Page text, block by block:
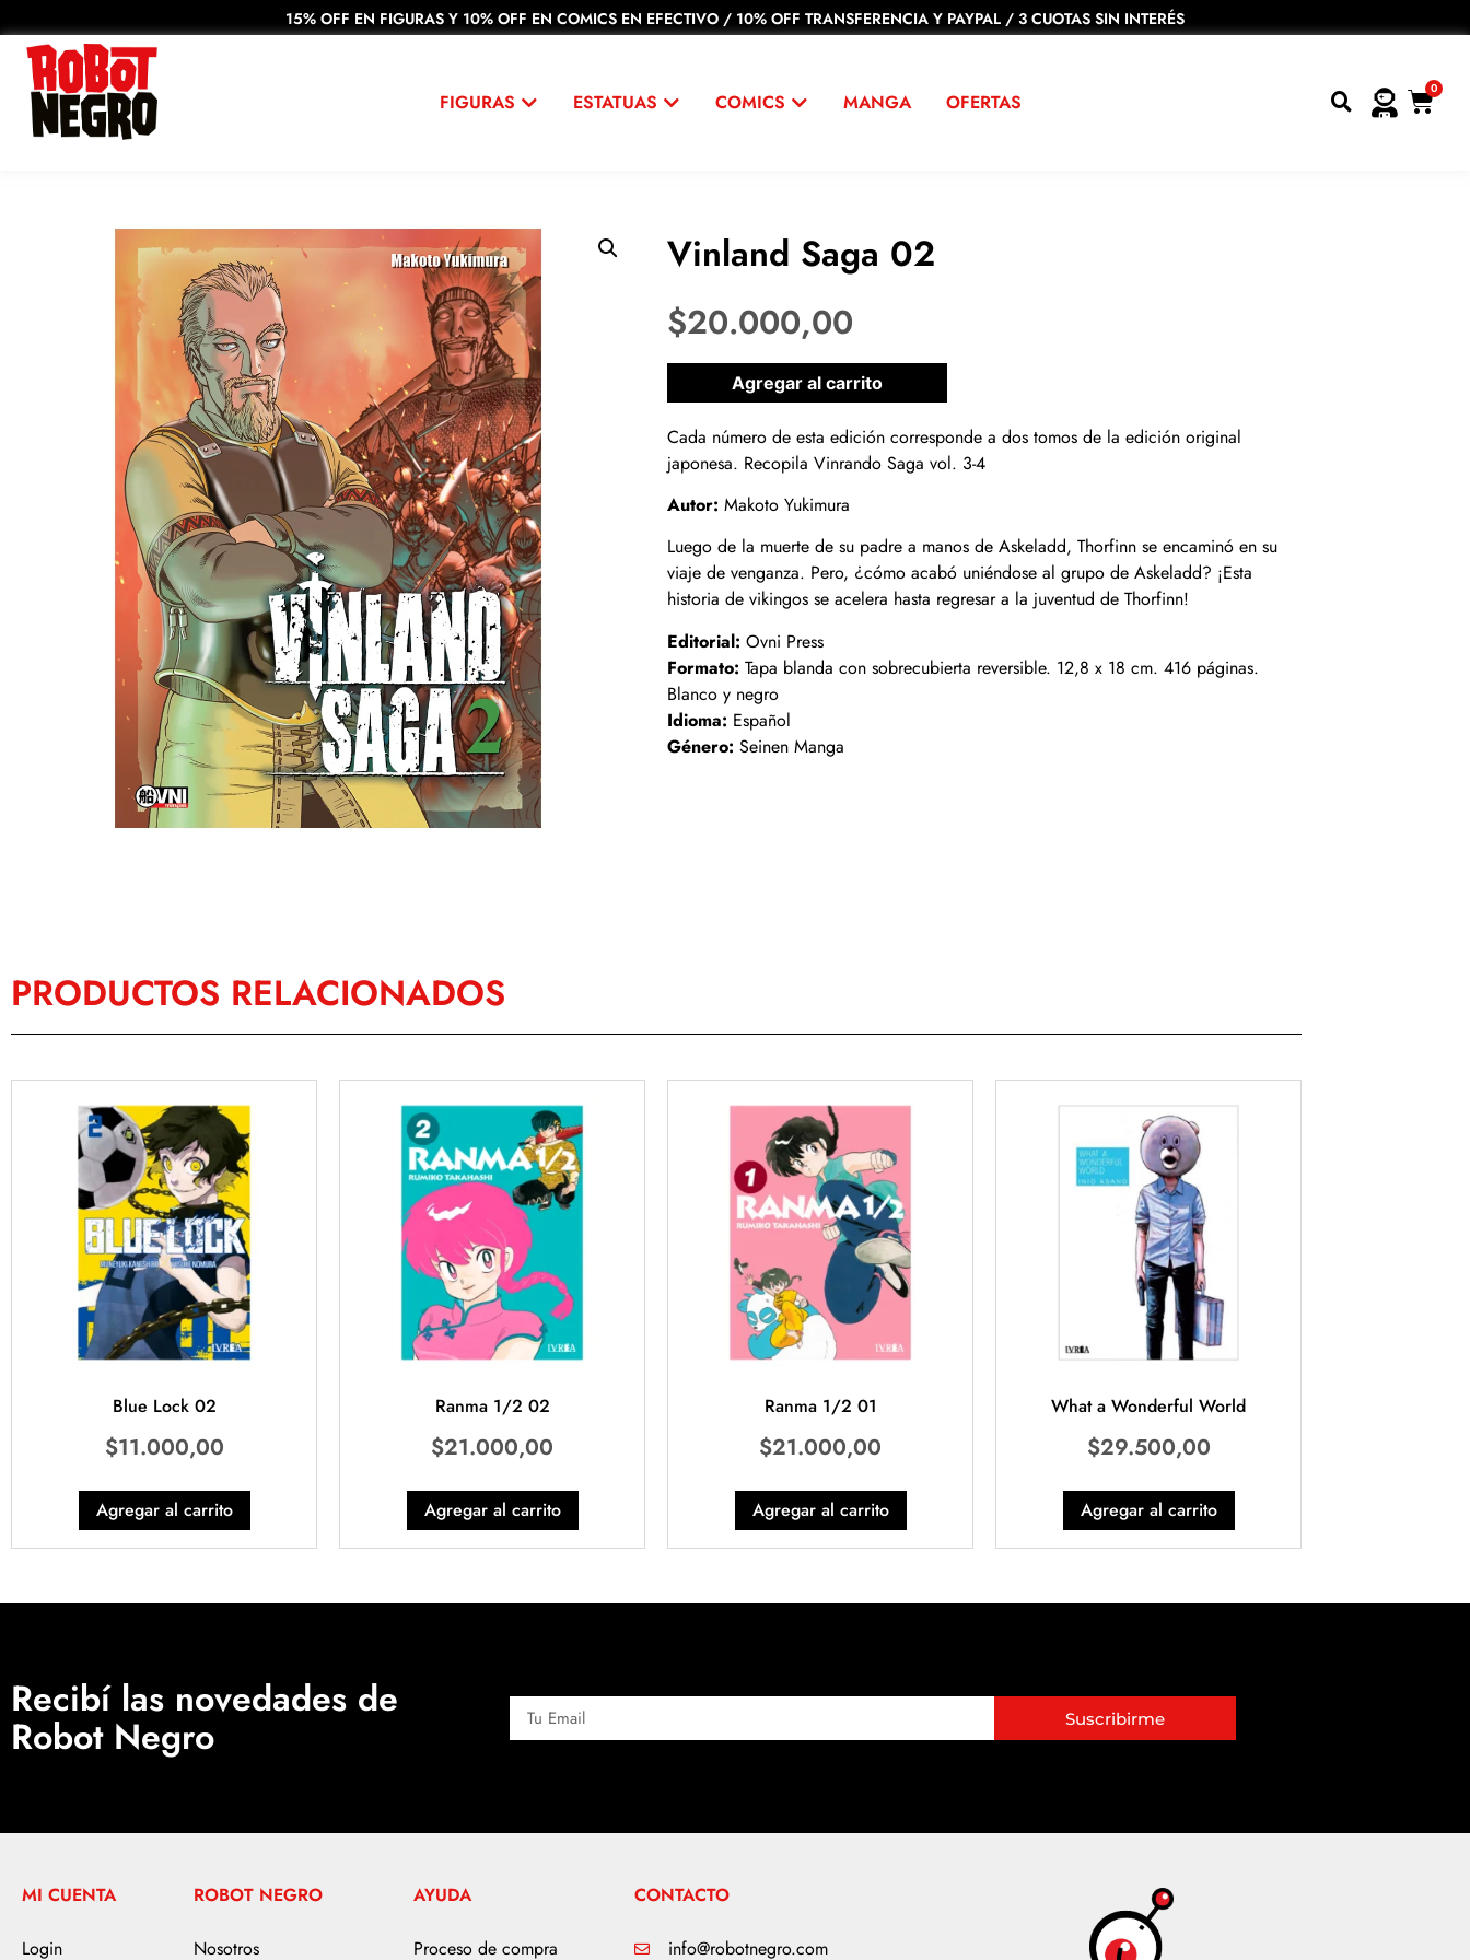
15% OFF EN FIGURAS Y 10% OFF EN COMICS EN EFECTIVO / 10% OFF TRANSFERENCIA Y PAYPAL / 3 CUOTAS SIN INTERÉS
FIGURAS ESTATUAS COMICS MANGA OFERTAS
0
Vinland Saga 02
$20.000,00
1 disponibles
Agregar al carrito
Cada número de esta edición corresponde a dos tomos de la edición original
japonesa. Recopila Vinrando Saga vol. 3-4
Autor: Makoto Yukimura
Luego de la muerte de su padre a manos de Askeladd, Thorfinn se encaminó en su
viaje de venganza. Pero, ¿cómo acabó uniéndose al grupo de Askeladd? ¡Esta
historia de vikingos se acelera hasta regresar a la juventud de Thorfinn!
Editorial: Ovni Press
Formato: Tapa blanda con sobrecubierta reversible. 12,8 x 18 cm. 416 páginas.
Blanco y negro
Idioma: Español
Género: Seinen Manga
PRODUCTOS RELACIONADOS
Blue Lock 02
$11.000,00
Agregar al carrito
Ranma 1/2 02
$21.000,00
Agregar al carrito
Ranma 1/2 01
$21.000,00
Agregar al carrito
What a Wonderful World
$29.500,00
Agregar al carrito
Recibí las novedades de
Robot Negro Suscribirme
MI CUENTA
Login
ROBOT NEGRO
Nosotros
AYUDA
Proceso de compra
CONTACTO
info@robotnegro.com